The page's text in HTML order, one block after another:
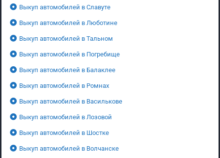
Выкуп автомобилей в Славуте
Выкуп автомобилей в Люботине
Выкуп автомобилей в Тальном
Выкуп автомобилей в Погребище
Выкуп автомобилей в Балаклее
Выкуп автомобилей в Ромнах
Выкуп автомобилей в Василькове
Выкуп автомобилей в Лозовой
Выкуп автомобилей в Шостке
Выкуп автомобилей в Волчанске